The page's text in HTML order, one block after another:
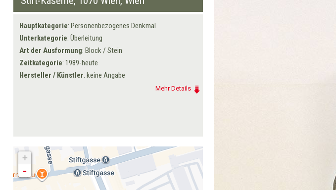
Hauptkategorie: Personenbezogenes Denkmal
Unterkategorie: Überleitung
Art der Ausformung: Block / Stein
Zeitkategorie: 1989-heute
Hersteller / Künstler: keine Angabe
Mehr Details
+
-